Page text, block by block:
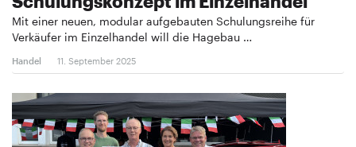
Mit einer neuen, modular aufgebauten Schulungsreihe für
Verkäufer im Einzelhandel will die Hagebau …
Handel 11. September 2025